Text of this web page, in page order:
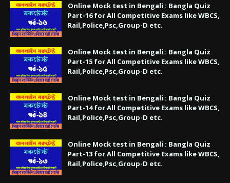
Online Mock test in Bengali : Bangla Quiz
Part-16 for All Competitive Exams like WBCS,
Rail,Police,Psc,Group-D etc.
Online Mock test in Bengali : Bangla Quiz
Part-15 for All Competitive Exams like WBCS,
Rail,Police,Psc,Group-D etc.
Online Mock test in Bengali : Bangla Quiz
Part-14 for All Competitive Exams like WBCS,
Rail,Police,Psc,Group-D etc.
Online Mock test in Bengali : Bangla Quiz
Part-13 for All Competitive Exams like WBCS,
Rail,Police,Psc,Group-D etc.